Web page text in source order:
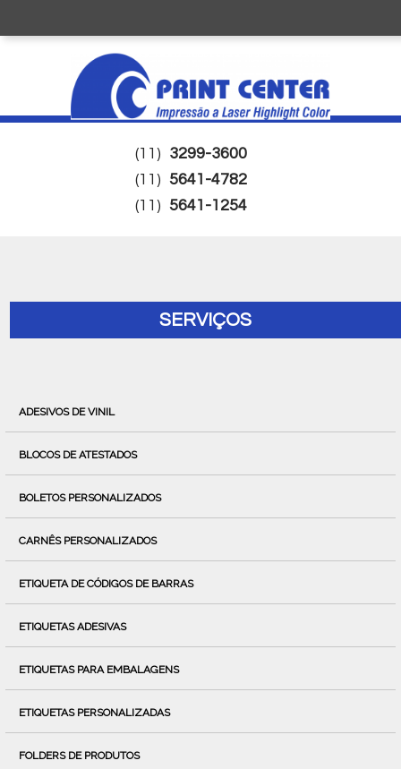
(11) 3299-3600
(11) 5641-4782
(11) 5641-1254
SERVIÇOS
ADESIVOS DE VINIL
BLOCOS DE ATESTADOS
BOLETOS PERSONALIZADOS
CARNÊS PERSONALIZADOS
ETIQUETA DE CÓDIGOS DE BARRAS
ETIQUETAS ADESIVAS
ETIQUETAS PARA EMBALAGENS
ETIQUETAS PERSONALIZADAS
FOLDERS DE PRODUTOS